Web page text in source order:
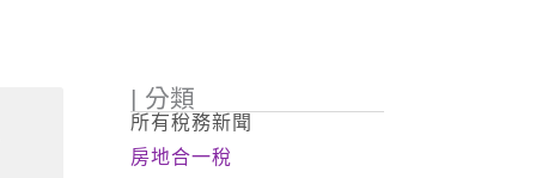
| 分類
所有稅務新聞
房地合一稅